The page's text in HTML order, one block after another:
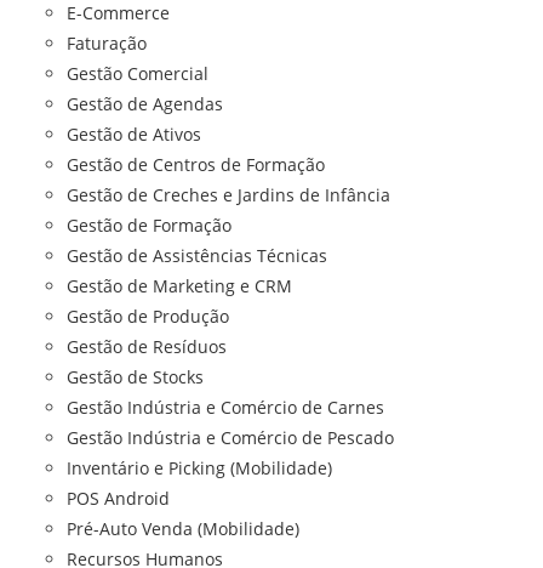
E-Commerce
Faturação
Gestão Comercial
Gestão de Agendas
Gestão de Ativos
Gestão de Centros de Formação
Gestão de Creches e Jardins de Infância
Gestão de Formação
Gestão de Assistências Técnicas
Gestão de Marketing e CRM
Gestão de Produção
Gestão de Resíduos
Gestão de Stocks
Gestão Indústria e Comércio de Carnes
Gestão Indústria e Comércio de Pescado
Inventário e Picking (Mobilidade)
POS Android
Pré-Auto Venda (Mobilidade)
Recursos Humanos